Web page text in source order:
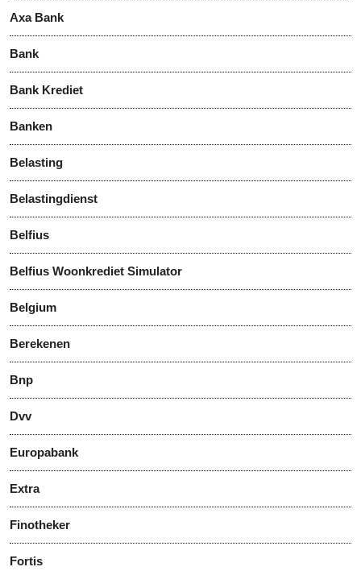
Axa Bank
Bank
Bank Krediet
Banken
Belasting
Belastingdienst
Belfius
Belfius Woonkrediet Simulator
Belgium
Berekenen
Bnp
Dvv
Europabank
Extra
Finotheker
Fortis